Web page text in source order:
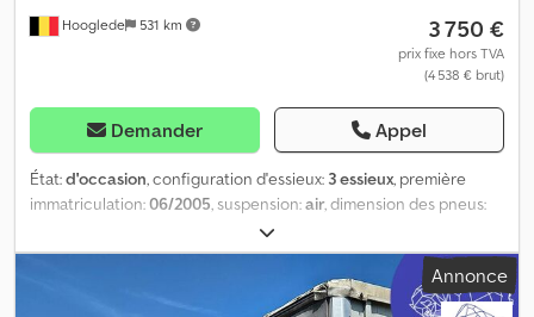
Hooglede 531 km 3 750 €
prix fixe hors TVA
(4 538 € brut)
Demander Appel
État:d'occasion, configuration d'essieux: 3 essieux, première
immatriculation:06/2005, suspension:air, dimension des pneus:
, Année de construction:
Configuration des essieux Dimensions des pneus : 385/65 R22,5
Freins : freins à disque Credpfx Aozrc E Dsiysf Suspension :
suspension pneumatique Essieu arrière 1 : profondeur de la
Annonce